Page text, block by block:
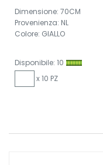
Dimensione: 70CM
Provenienza: NL
Colore: GIALLO
Disponibile: 10
x 10 PZ